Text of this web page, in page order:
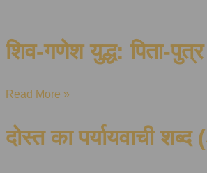
शिव-गणेश युद्ध: पिता-
Read More »
दोस्त का पर्यायवाची